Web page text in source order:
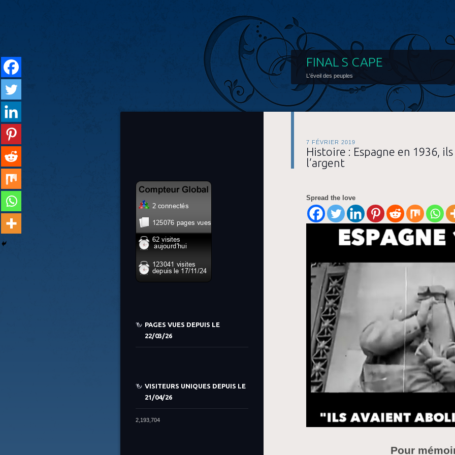
FINAL S CAPE
L'éveil des peuples
7 FÉVRIER 2019
Histoire : Espagne en 1936,
l’argent
Spread the love
Pour
PAGES VUES DEPUIS LE
22/03/26
VISITEURS UNIQUES DEPUIS LE
21/04/26
2,193,704